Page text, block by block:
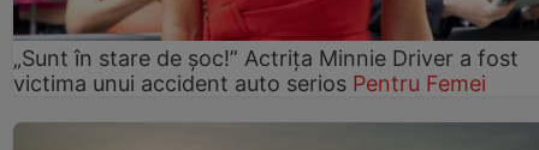
„Sunt în stare de șoc!” Actrița Minnie Driver a fost
victima unui accident auto serios Pentru Femei